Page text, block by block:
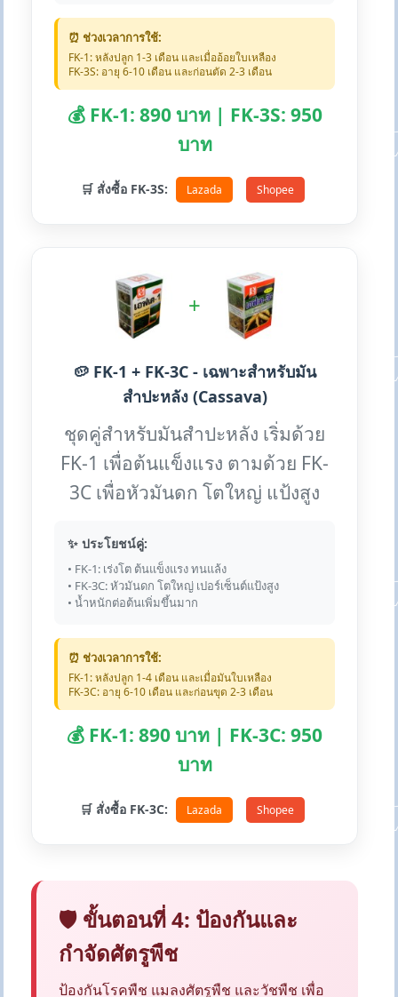
⏰ ช่วงเวลาการใช้:
FK-1: หลังปลูก 1-3 เดือน และเมื่ออ้อยใบเหลือง
FK-3S: อายุ 6-10 เดือน และก่อนตัด 2-3 เดือน
💰 FK-1: 890 บาท | FK-3S: 950
บาท
🛒 สั่งซื้อ FK-3S: Lazada Shopee
+
🥔 FK-1 + FK-3C - เฉพาะสำหรับมัน
สำปะหลัง (Cassava)
ชุดคู่สำหรับมันสำปะหลัง เริ่มด้วย
FK-1 เพื่อต้นแข็งแรง ตามด้วย FK-
3C เพื่อหัวมันดก โตใหญ่ แป้งสูง
✨ ประโยชน์คู่:
• FK-1: เร่งโต ต้นแข็งแรง ทนแล้ง
• FK-3C: หัวมันดก โตใหญ่ เปอร์เซ็นต์แป้งสูง
• น้ำหนักต่อต้นเพิ่มขึ้นมาก
⏰ ช่วงเวลาการใช้:
FK-1: หลังปลูก 1-4 เดือน และเมื่อมันใบเหลือง
FK-3C: อายุ 6-10 เดือน และก่อนขุด 2-3 เดือน
💰 FK-1: 890 บาท | FK-3C: 950
บาท
🛒 สั่งซื้อ FK-3C: Lazada Shopee
🛡️ ขั้นตอนที่ 4: ป้องกันและ
กำจัดศัตรูพืช
ป้องกันโรคพืช แมลงศัตรูพืช และวัชพืช เพื่อ